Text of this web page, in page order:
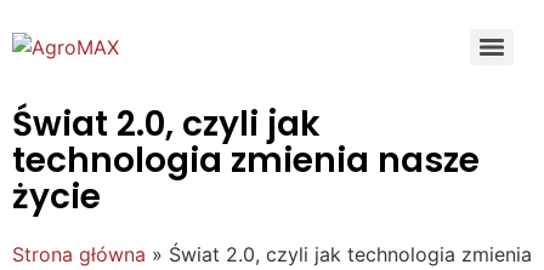
Świat 2.0, czyli jak
technologia zmienia nasze
życie
Strona główna » Świat 2.0, czyli jak technologia zmienia